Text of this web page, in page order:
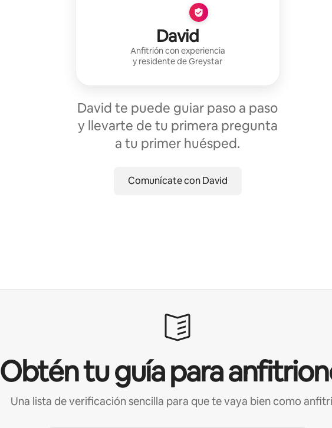
David
Anfitrión con experiencia
y residente deGreystar
David te puede guiar paso a paso
y llevarte de tu primera pregunta
a tu primer huésped.
Comunícate con David
Obtén tu guía para
Una lista de verificación sencilla para que te vaya bien como